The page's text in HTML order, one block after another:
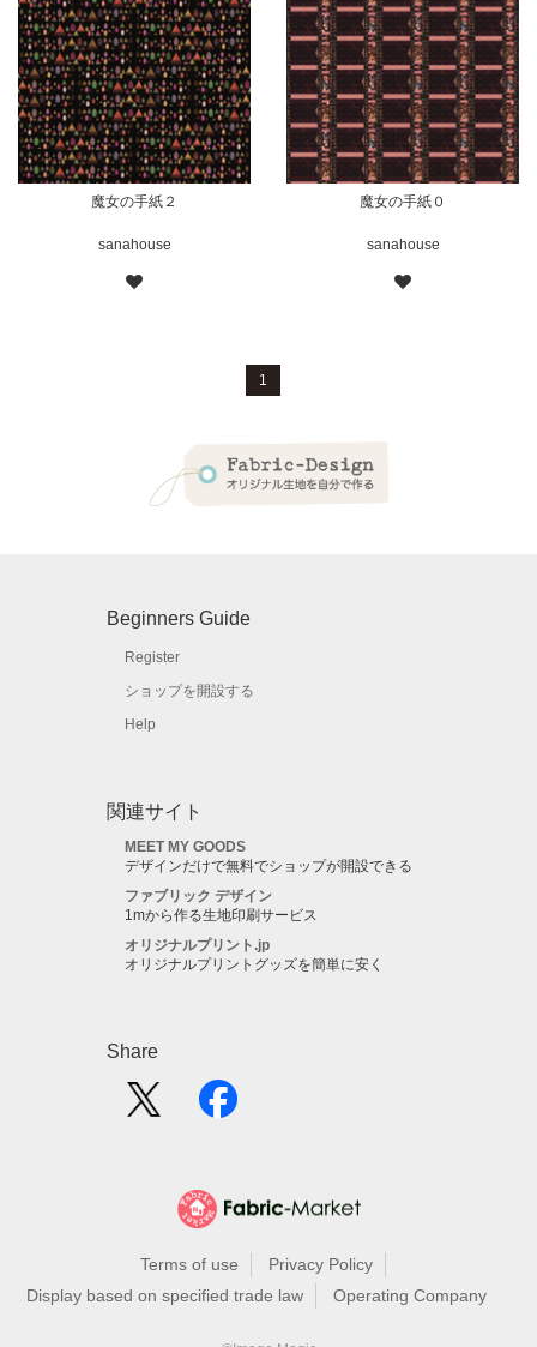
魔女の手紙２
sanahouse
魔女の手紙０
sanahouse
1
Beginners Guide
Register
ショップを開設する
Help
関連サイト
MEET MY GOODS
デザインだけで無料でショップが開設できる
ファブリック デザイン
1mから作る生地印刷サービス
オリジナルプリント.jp
オリジナルプリントグッズを簡単に安く
Share
Terms of use
Privacy Policy
Display based on specified trade law
Operating Company